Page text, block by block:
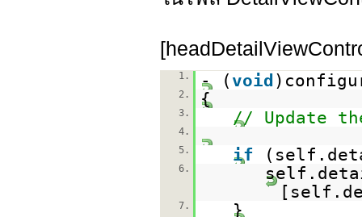
1. - ( void
2. {
3. // Update
4.
5.
if
6.
7. }